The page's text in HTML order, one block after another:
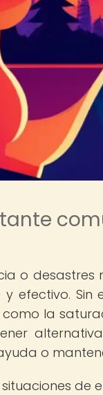
o
efectivo.
la
o